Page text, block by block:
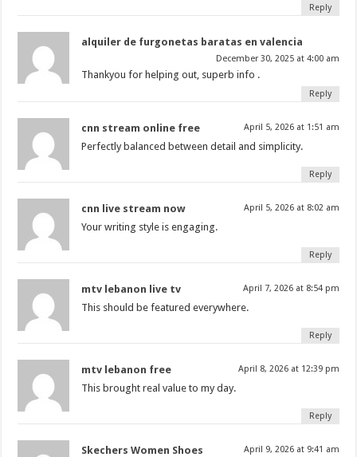
Reply
alquiler de furgonetas baratas en valencia
December 30, 2025 at 4:00 am
Thankyou for helping out, superb info .
Reply
cnn stream online free April 5, 2026 at 1:51 am
Perfectly balanced between detail and simplicity.
Reply
cnn live stream now April 5, 2026 at 8:02 am
Your writing style is engaging.
Reply
mtv lebanon live tv April 7, 2026 at 8:54 pm
This should be featured everywhere.
Reply
mtv lebanon free April 8, 2026 at 12:39 pm
This brought real value to my day.
Reply
Skechers Women Shoes April 9, 2026 at 9:41 am